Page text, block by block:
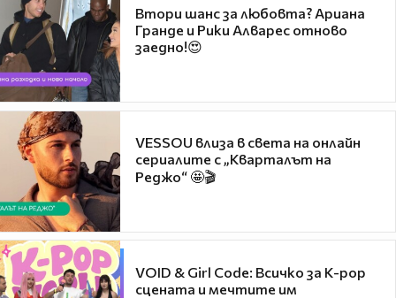
Втори шанс за любовта? Ариана
Гранде и Рики Алварес отново
заедно!😍
VESSOU влиза в света на онлайн
сериалите с „Кварталът на
Реджо“ 🤩🎬
VOID & Girl Code: Всичко за K-pop
сцената и мечтите им